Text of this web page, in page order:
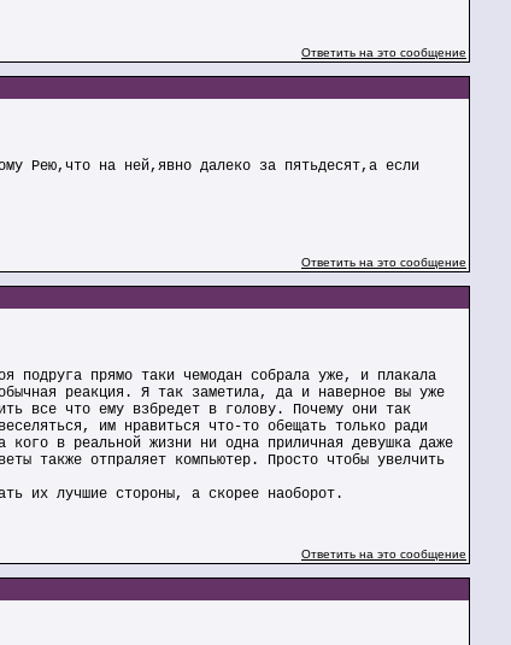
Ответить на это сообщение
Рею,что на ней,явно далеко за пятьдесят,а если
Ответить на это сообщение
подруга прямо таки чемодан собрала уже, и плакала
реакция. Я так заметила, да и наверное вы уже
все что ему взбредет в голову. Почему они так
им нравиться что-то обещать только ради
в реальной жизни ни одна приличная девушка даже
также отпраляет компьютер. Просто чтобы увелчить
их лучшие стороны, а скорее наоборот.
Ответить на это сообщение